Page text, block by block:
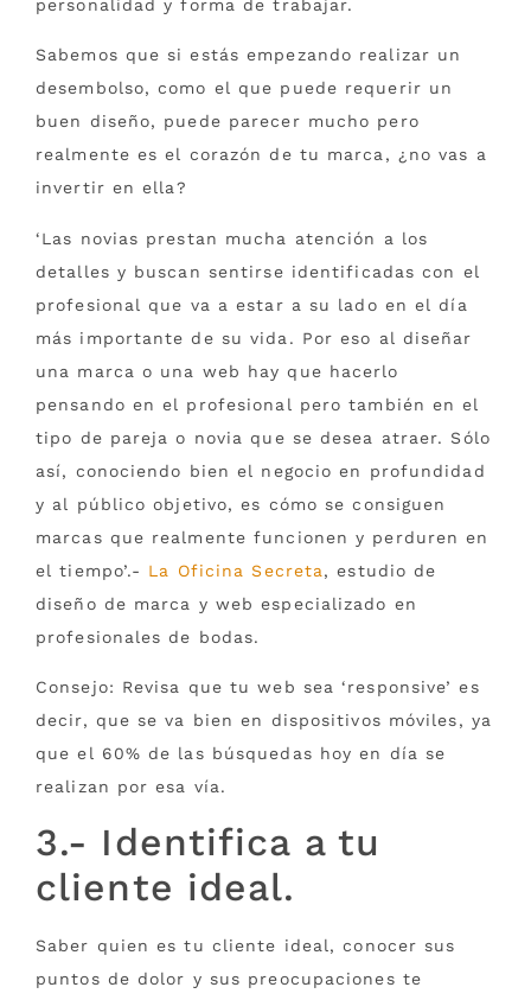
personalidad y forma de trabajar.
Sabemos que si estás empezando realizar un
desembolso, como el que puede requerir un
buen diseño, puede parecer mucho pero
realmente es el corazón de tu marca, ¿no vas a
invertir en ella?
‘Las novias prestan mucha atención a los
detalles y buscan sentirse identificadas con el
profesional que va a estar a su lado en el día
más importante de su vida. Por eso al diseñar
una marca o una web hay que hacerlo
pensando en el profesional pero también en el
tipo de pareja o novia que se desea atraer. Sólo
así, conociendo bien el negocio en profundidad
y al público objetivo, es cómo se consiguen
marcas que realmente funcionen y perduren en
el tiempo’.- La Oficina Secreta, estudio de
diseño de marca y web especializado en
profesionales de bodas.
Consejo: Revisa que tu web sea ‘responsive’ es
decir, que se va bien en dispositivos móviles, ya
que el 60% de las búsquedas hoy en día se
realizan por esa vía.
3.- Identifica a tu
cliente ideal.
Saber quien es tu cliente ideal, conocer sus
puntos de dolor y sus preocupaciones te